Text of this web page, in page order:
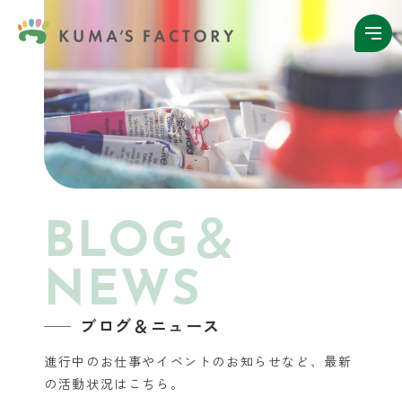
BLOG＆
NEWS
ブログ＆ニュース
進行中のお仕事やイベントのお知らせなど、 最新
の活動状況はこちら。